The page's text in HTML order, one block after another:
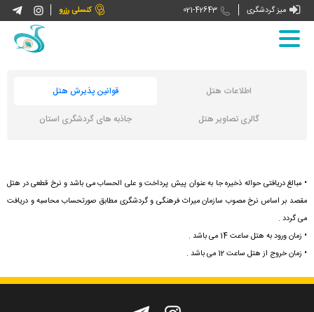
کنسلی رزرو  میز گردشگری 
021-42643 
تورهای داخلی
تورهای بین المللی
بازنشستگان کشوری
ثبت نام و رزرو
هتل های ما
اطلاعات هتل
قوانین پذیرش هتل
گالری تصاویر هتل
جاذبه های گردشگری استان
• مبالغ دریافتی حواله ذخیره جا به عنوان پیش پرداخت و علی الحساب می باشد و نرخ قطعی در هتل
مقصد بر اساس نرخ مصوب سازمان میراث فرهنگی و گردشگری مطابق صورتحساب محاسبه و دریافت
می گردد .
• زمان ورود به هتل ساعت 14 می باشد .
• زمان خروج از هتل ساعت 12 می باشد .